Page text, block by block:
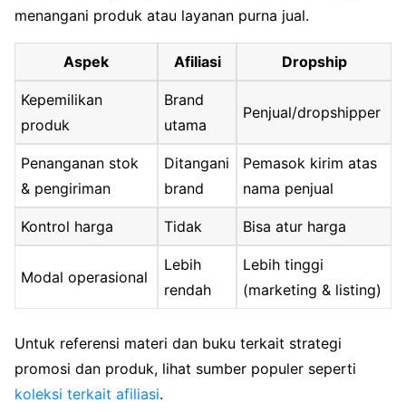
menangani produk atau layanan purna jual.
Aspek Afiliasi Dropship
Kepemilikan
produk
Brand
utama
Penjual/dropshipper
Penanganan stok
& pengiriman
Ditangani
brand
Pemasok kirim atas
nama penjual
Kontrol harga Tidak Bisa atur harga
Modal operasional
Lebih
rendah
Lebih tinggi
(marketing & listing)
Untuk referensi materi dan buku terkait strategi
promosi dan produk, lihat sumber populer seperti
koleksi terkait afiliasi.